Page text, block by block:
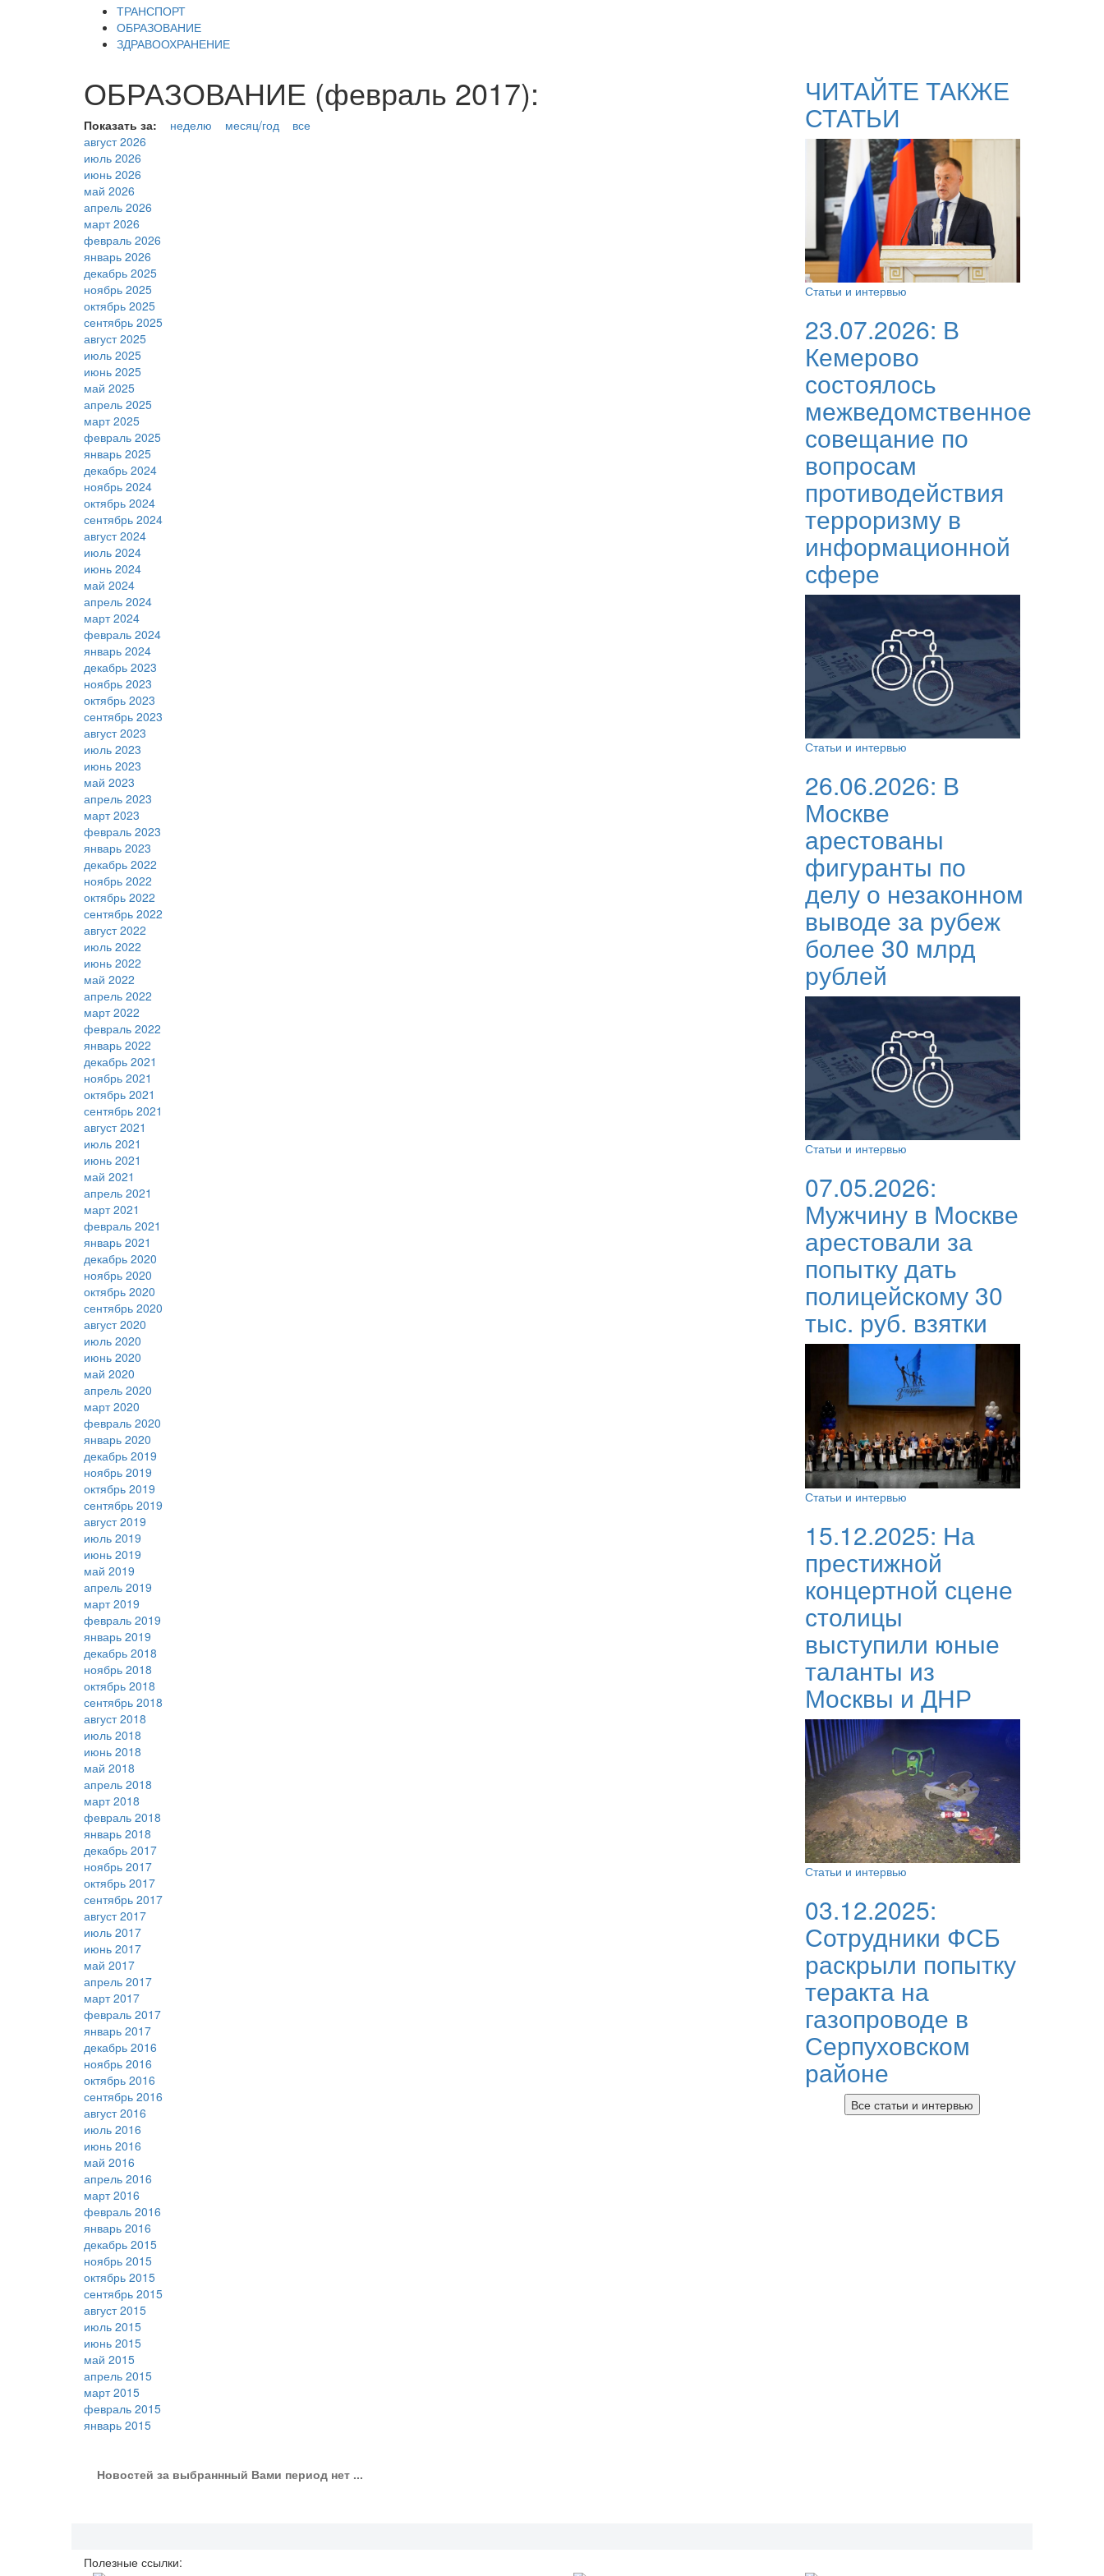
ТРАНСПОРТ
ОБРАЗОВАНИЕ
ЗДРАВООХРАНЕНИЕ
ОБРАЗОВАНИЕ (февраль 2017):
Показать за: неделю месяц/год
все
август 2026
июль 2026
июнь 2026
май 2026
апрель 2026
март 2026
февраль 2026
январь 2026
декабрь 2025
ноябрь 2025
октябрь 2025
сентябрь 2025
август 2025
июль 2025
июнь 2025
май 2025
апрель 2025
март 2025
февраль 2025
январь 2025
декабрь 2024
ноябрь 2024
октябрь 2024
сентябрь 2024
август 2024
июль 2024
июнь 2024
май 2024
апрель 2024
март 2024
февраль 2024
январь 2024
декабрь 2023
ноябрь 2023
октябрь 2023
сентябрь 2023
август 2023
июль 2023
июнь 2023
май 2023
апрель 2023
март 2023
февраль 2023
январь 2023
декабрь 2022
ноябрь 2022
октябрь 2022
сентябрь 2022
август 2022
июль 2022
июнь 2022
май 2022
апрель 2022
март 2022
февраль 2022
январь 2022
декабрь 2021
ноябрь 2021
октябрь 2021
сентябрь 2021
август 2021
июль 2021
июнь 2021
май 2021
апрель 2021
март 2021
февраль 2021
январь 2021
декабрь 2020
ноябрь 2020
октябрь 2020
сентябрь 2020
август 2020
июль 2020
июнь 2020
май 2020
апрель 2020
март 2020
февраль 2020
январь 2020
декабрь 2019
ноябрь 2019
октябрь 2019
сентябрь 2019
август 2019
июль 2019
июнь 2019
май 2019
апрель 2019
март 2019
февраль 2019
январь 2019
декабрь 2018
ноябрь 2018
октябрь 2018
сентябрь 2018
август 2018
июль 2018
июнь 2018
май 2018
апрель 2018
март 2018
февраль 2018
январь 2018
декабрь 2017
ноябрь 2017
октябрь 2017
сентябрь 2017
август 2017
июль 2017
июнь 2017
май 2017
апрель 2017
март 2017
февраль 2017
январь 2017
декабрь 2016
ноябрь 2016
октябрь 2016
сентябрь 2016
август 2016
июль 2016
июнь 2016
май 2016
апрель 2016
март 2016
февраль 2016
январь 2016
декабрь 2015
ноябрь 2015
октябрь 2015
сентябрь 2015
август 2015
июль 2015
июнь 2015
май 2015
апрель 2015
март 2015
февраль 2015
январь 2015
Новостей за выбраннный Вами период нет ...
ЧИТАЙТЕ ТАКЖЕ
СТАТЬИ
Статьи и интервью
23.07.2026: В
Кемерово
состоялось
межведомственное
совещание по
вопросам
противодействия
терроризму в
информационной
сфере
Статьи и интервью
26.06.2026: В
Москве
арестованы
фигуранты по
делу о незаконном
выводе за рубеж
более 30 млрд
рублей
Статьи и интервью
07.05.2026:
Мужчину в Москве
арестовали за
попытку дать
полицейскому 30
тыс. руб. взятки
Статьи и интервью
15.12.2025: На
престижной
концертной сцене
столицы
выступили юные
таланты из
Москвы и ДНР
Статьи и интервью
03.12.2025:
Сотрудники ФСБ
раскрыли попытку
теракта на
газопроводе в
Серпуховском
районе
Все статьи и интервью
Полезные ссылки: